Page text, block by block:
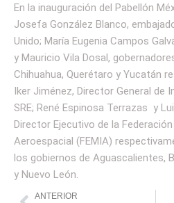
En la inauguración del Pabellón
Josefa González Blanco,
Unido; María Eugenia Campos
y Mauricio Vila Dosal,
Chihuahua, Querétaro y Yucatán
Iker Jiménez, Director General de
SRE; René Espinosa Terrazas y
Director Ejecutivo de la
Aeroespacial (FEMIA)
los gobiernos de Aguascalientes,
y Nuevo León.
ANTERIOR